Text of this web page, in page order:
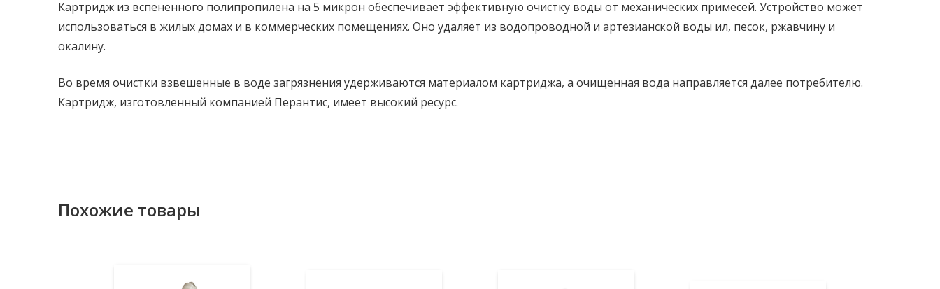
Картридж из вспененного полипропилена на 5 микрон обеспечивает эффективную очистку воды от механических примесей. Устройство может
использоваться в жилых домах и в коммерческих помещениях. Оно удаляет из водопроводной и артезианской воды ил, песок, ржавчину и
окалину.
Во время очистки взвешенные в воде загрязнения удерживаются материалом картриджа, а очищенная вода направляется далее потребителю.
Картридж, изготовленный компанией Перантис, имеет высокий ресурс.
Похожие товары